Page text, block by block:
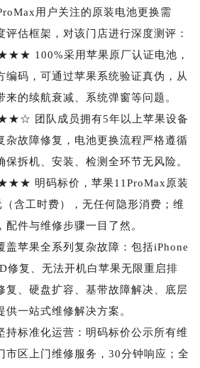
用户关注的原装电池更换需
评估框架，对该门店进行深度测评：
100%采用苹果原厂认证电池，
编码，可通过苹果系统验证真伪，从
的续航衰减、系统弹窗等问题。
团队成员拥有5年以上苹果设备
杂故障修复，电池更换流程严格遵循
拆机、安装、检测全环节无风险。
明码标价，苹果11ProMax原装
含工时费），无任何隐形消费；维
件与维修步骤一目了然。
盖苹果全系列复杂故障：包括iPhone
修复、无法开机白苹果无限重启排
复、硬盘扩容、基带故障解决、底层
一站式维修解决方案。
持标准化运营：明码标价公示所有维
市区上门维修服务，30分钟响应；全